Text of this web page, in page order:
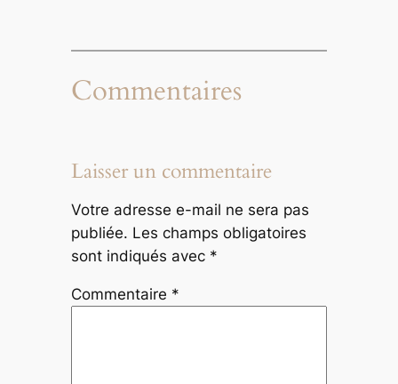
Commentaires
Laisser un commentaire
Votre adresse e-mail ne sera pas
publiée. Les champs obligatoires
sont indiqués avec *
Commentaire *